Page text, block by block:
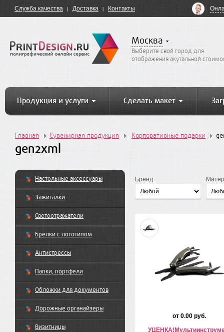
Служба качества Доставка Контакты
Москва
Выберите свой город для
отображения акутальной
Продукция и услуги Сделать макет
Главная Сувенирная продукция Корпоративные подарки
gen2xml
Настольные аксессуары
Зажигалки
Светоотражатели
Брелки с логотипом
Антистрессы
Папки, портфели
Обложки для документов
Дорожные органайзеры
Визитницы
Бренд
от 0.00 руб.